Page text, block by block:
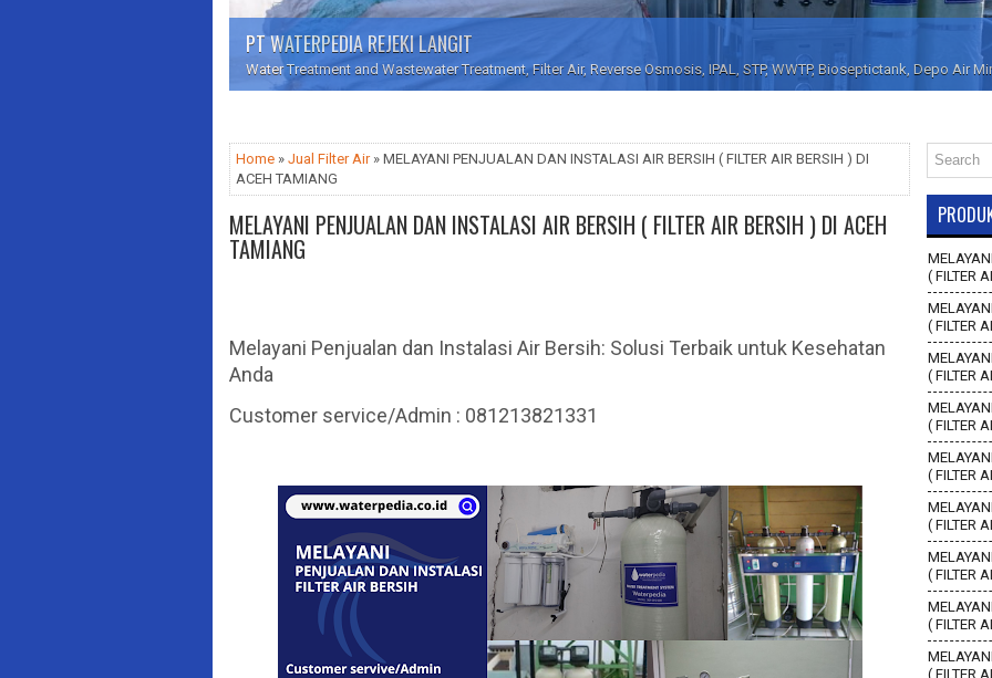
PT WATERPEDIA REJEKI LANGIT
Water Treatment and Wastewater Treatment, Filter Air, Reverse Osmosis, IPAL, STP, WWTP, Bioseptictank, Depo Air
Home » Jual Filter Air» MELAYANI PENJUALAN DAN INSTALASI AIR BERSIH ( FILTER AIR BERSIH ) DI
ACEH TAMIANG
MELAYANI PENJUALAN DAN INSTALASI AIR BERSIH ( FILTER AIR BERSIH ) DI ACEH
TAMIANG
Melayani Penjualan dan Instalasi Air Bersih: Solusi Terbaik untuk Kesehatan
Anda
Customer service/Admin : 081213821331
( FILTER
( FILTER
( FILTER
( FILTER
( FILTER
( FILTER
( FILTER
( FILTER
( FILTER